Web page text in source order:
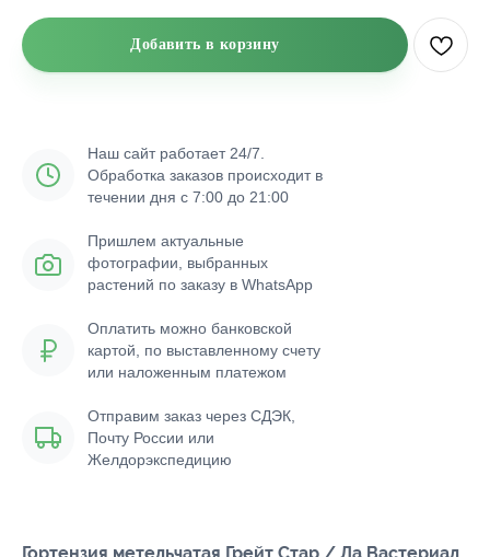
Добавить в корзину
Наш сайт работает 24/7.
Обработка заказов происходит в
течении дня с 7:00 до 21:00
Пришлем актуальные
фотографии, выбранных
растений по заказу в WhatsApp
Отправим заказ через СДЭК,
Почту России или
Желдорэкспедицию
Оплатить можно банковской
картой, по выставленному счету
или наложенным платежом